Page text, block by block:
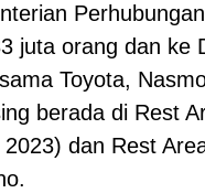
juta orang dan ke
Toyota,
berada di Rest
dan Rest